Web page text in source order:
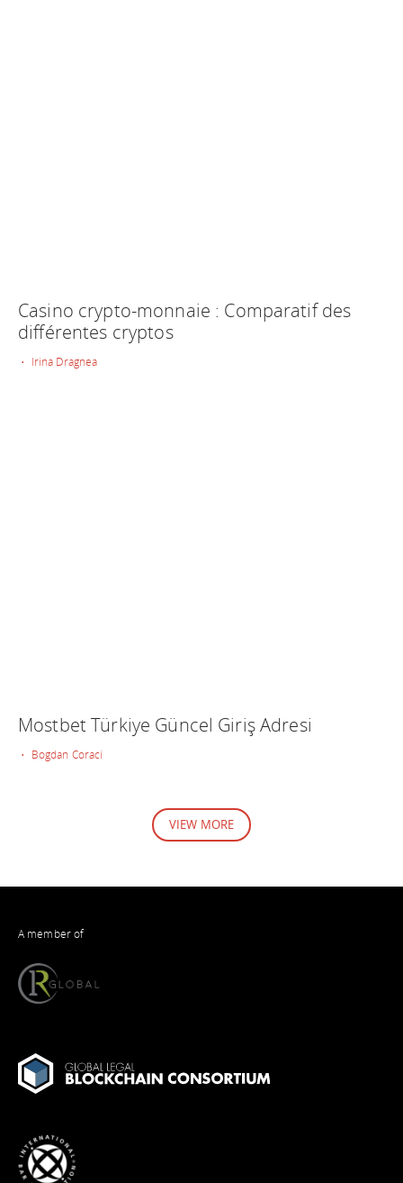
Casino crypto-monnaie : Comparatif des
différentes cryptos
• Irina Dragnea
Mostbet Türkiye Güncel Giriş Adresi
• Bogdan Coraci
VIEW MORE
A member of